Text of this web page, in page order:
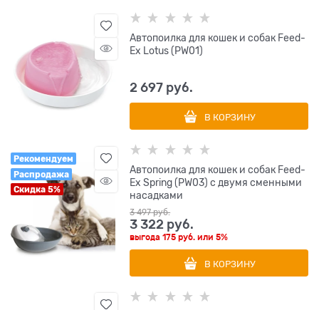
Автопоилка для кошек и собак Feed-
Ex Lotus (PW01)
2 697 руб.
В КОРЗИНУ
Рекомендуем
Распродажа
Скидка 5%
Автопоилка для кошек и собак Feed-
Ex Spring (PW03) с двумя сменными
насадками
3 497 руб.
3 322 руб.
выгода175 руб. или5%
В КОРЗИНУ